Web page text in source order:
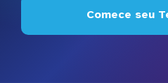
Comece seu